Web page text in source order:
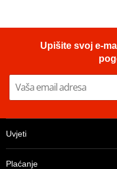
Upišite svoj e-
Uvjeti
Plaćanje